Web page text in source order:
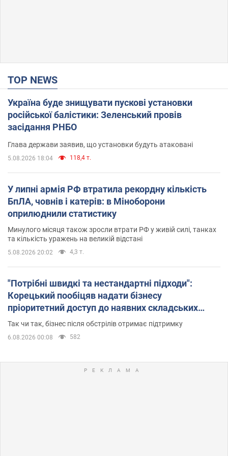
TOP NEWS
Україна буде знищувати пускові установки
російської балістики: Зеленський провів
засідання РНБО
Глава держави заявив, що установки будуть атаковані
5.08.2026 18:04 118,4 т.
У липні армія РФ втратила рекордну кількість
БпЛА, човнів і катерів: в Міноборони
оприлюднили статистику
Минулого місяця також зросли втрати РФ у живій силі, танках
та кількість уражень на великій відстані
5.08.2026 20:02 4,3 т.
"Потрібні швидкі та нестандартні підходи":
Корецький пообіцяв надати бізнесу
пріоритетний доступ до наявних складських
приміщень
Так чи так, бізнес після обстрілів отримає підтримку
6.08.2026 00:08 582